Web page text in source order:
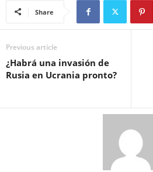
Share
Previous article
¿Habrá una invasión de
Rusia en Ucrania pronto?